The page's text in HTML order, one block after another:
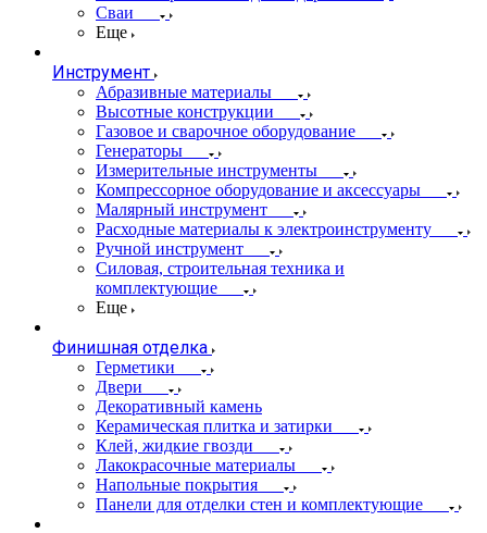
Сваи
Еще
Инструмент
Абразивные материалы
Высотные конструкции
Газовое и сварочное оборудование
Генераторы
Измерительные инструменты
Компрессорное оборудование и аксессуары
Малярный инструмент
Расходные материалы к электроинструменту
Ручной инструмент
Силовая, строительная техника и
комплектующие
Еще
Финишная отделка
Герметики
Двери
Декоративный камень
Керамическая плитка и затирки
Клей, жидкие гвозди
Лакокрасочные материалы
Напольные покрытия
Панели для отделки стен и комплектующие